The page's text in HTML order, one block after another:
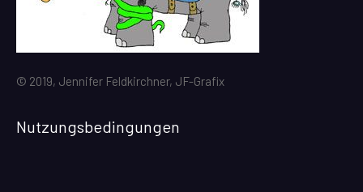
© 2019, Jennifer Feldkirchner, JF-Grafix
Nutzungsbedingungen